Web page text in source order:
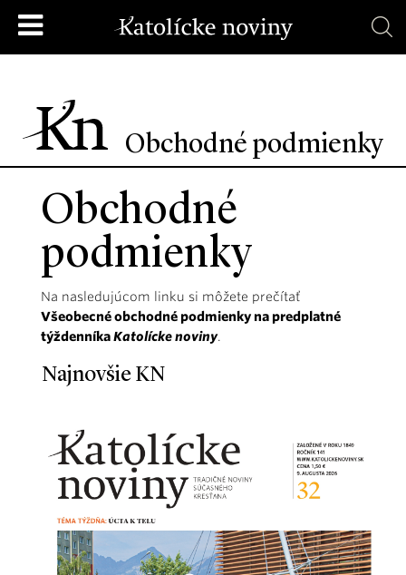
Obchodné podmienky
Obchodné
podmienky
Na nasledujúcom linku si môžete prečítať
Všeobecné obchodné podmienky na predplatné
týždenníkaKatolícke noviny.
Najnovšie KN